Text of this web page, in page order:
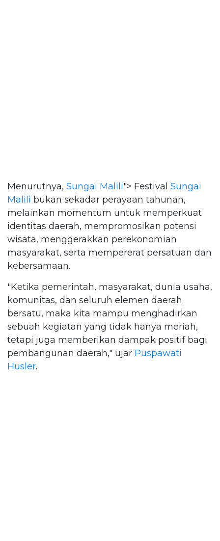
Menurutnya, Sungai Malili"> Festival Sungai
Malili bukan sekadar perayaan tahunan,
melainkan momentum untuk memperkuat
identitas daerah, mempromosikan potensi
wisata, menggerakkan perekonomian
masyarakat, serta mempererat persatuan dan
kebersamaan.
"Ketika pemerintah, masyarakat, dunia usaha,
komunitas, dan seluruh elemen daerah
bersatu, maka kita mampu menghadirkan
sebuah kegiatan yang tidak hanya meriah,
tetapi juga memberikan dampak positif bagi
pembangunan daerah," ujar Puspawati
Husler.